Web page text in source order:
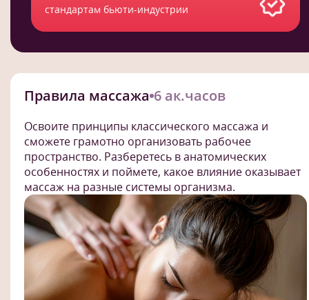
стандартам бьюти-индустрии
Правила массажа 6 ак.часов
Освоите принципы классического массажа и
сможете грамотно организовать рабочее
пространство. Разберетесь в анатомических
особенностях и поймете, какое влияние оказывает
массаж на разные системы организма.